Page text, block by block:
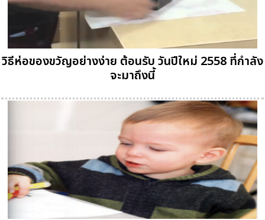
วิธีห่อของขวัญอย่างง่าย ต้อนรับ วันปีใหม่ 2558 ที่กำลัง
จะมาถึงนี้